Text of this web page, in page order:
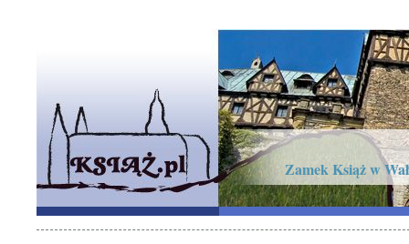
Zamek Książ w